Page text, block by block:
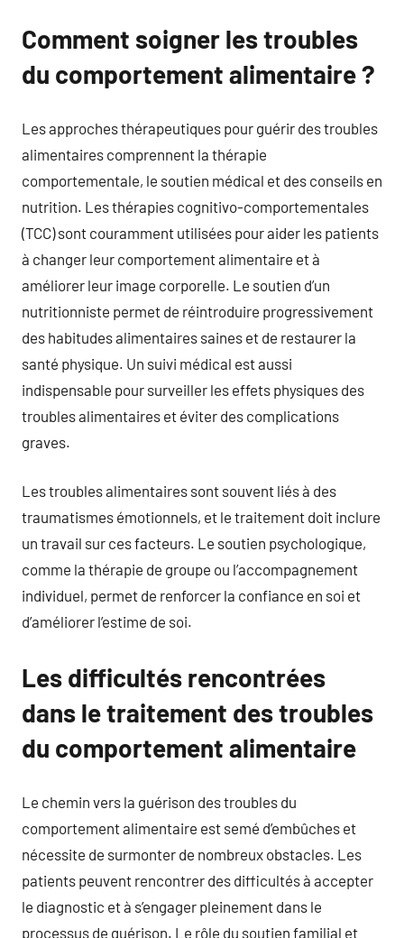
Comment soigner les troubles
du comportement alimentaire ?
Les approches thérapeutiques pour guérir des troubles
alimentaires comprennent la thérapie
comportementale, le soutien médical et des conseils en
nutrition. Les thérapies cognitivo-comportementales
(TCC) sont couramment utilisées pour aider les patients
à changer leur comportement alimentaire et à
améliorer leur image corporelle. Le soutien d’un
nutritionniste permet de réintroduire progressivement
des habitudes alimentaires saines et de restaurer la
santé physique. Un suivi médical est aussi
indispensable pour surveiller les effets physiques des
troubles alimentaires et éviter des complications
graves.
Les troubles alimentaires sont souvent liés à des
traumatismes émotionnels, et le traitement doit inclure
un travail sur ces facteurs. Le soutien psychologique,
comme la thérapie de groupe ou l’accompagnement
individuel, permet de renforcer la confiance en soi et
d’améliorer l’estime de soi.
Les difficultés rencontrées
dans le traitement des troubles
du comportement alimentaire
Le chemin vers la guérison des troubles du
comportement alimentaire est semé d’embûches et
nécessite de surmonter de nombreux obstacles. Les
patients peuvent rencontrer des difficultés à accepter
le diagnostic et à s’engager pleinement dans le
processus de guérison. Le rôle du soutien familial et